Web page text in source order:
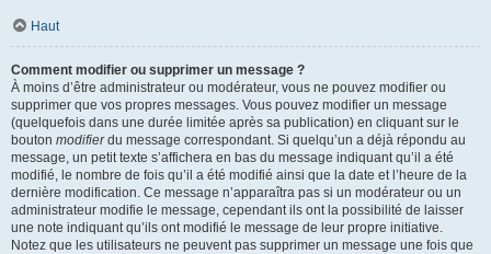
Haut
Comment modifier ou supprimer un message ?
À moins d’être administrateur ou modérateur, vous ne pouvez modifier ou
supprimer que vos propres messages. Vous pouvez modifier un message
(quelquefois dans une durée limitée après sa publication) en cliquant sur le
bouton modifierdu message correspondant. Si quelqu’un a déjà répondu au
message, un petit texte s’affichera en bas du message indiquant qu’il a été
modifié, le nombre de fois qu’il a été modifié ainsi que la date et l’heure de la
dernière modification. Ce message n’apparaîtra pas si un modérateur ou un
administrateur modifie le message, cependant ils ont la possibilité de laisser
une note indiquant qu’ils ont modifié le message de leur propre initiative.
Notez que les utilisateurs ne peuvent pas supprimer un message une fois que